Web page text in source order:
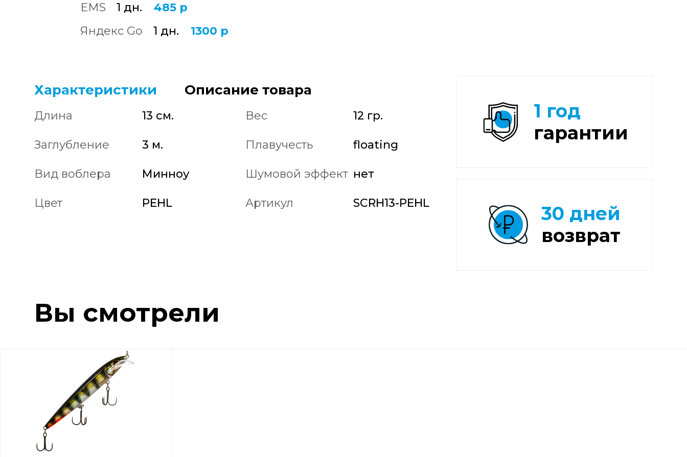
EMS
1 дн.
485 р
Яндекс Go
1 дн. 1300 р
Характеристики Описание товара
Длина 13 см. Вес 12 гр.
Заглубление 3 м. Плавучесть floating
Вид воблера Минноу Шумовой эффект нет
Цвет PEHL Артикул SCRH13-PEHL
1 год
гарантии
30 дней
возврат
Вы смотрели